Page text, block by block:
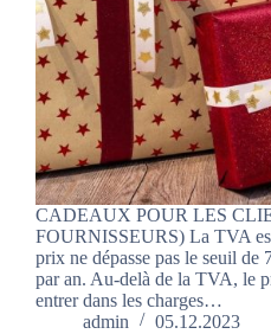
CADEAUX POUR LES
FOURNISSEURS) La TVA
prix ne dépasse pas le seuil
par an. Au-delà de la TVA, le
entrer dans les charges…
admin
05.12.2023